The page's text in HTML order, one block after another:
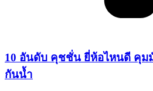
10 อันดับ คุชชั่น ยี่ห้อไหนดี คุม
กันน้ำ